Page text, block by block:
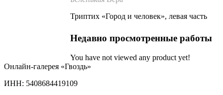
Триптих «Город и человек», левая часть
Недавно просмотренные работы
You have not viewed any product yet!
Онлайн-галерея «Гвоздь»
ИНН: 5408684419109